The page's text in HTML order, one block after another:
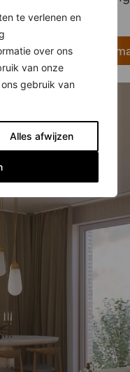
te verlenen en
over ons
van onze
gebruik van
Alles afwijzen
hier voor meer